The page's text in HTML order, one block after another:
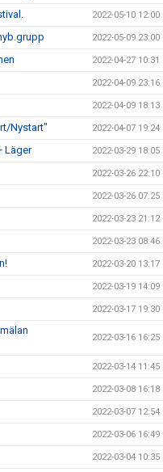
2022-05-10 12:00
2022-05-09 23:00
2022-04-27 10:31
2022-04-09 23:16
2022-04-09 18:13
Nystart" 2022-04-07 19:24
Läger 2022-03-29 18:05
2022-03-26 22:10
2022-03-26 07:25
2022-03-23 21:12
2022-03-23 08:46
2022-03-20 13:17
2022-03-19 14:09
2022-03-17 19:30
2022-03-16 16:25
2022-03-14 11:45
2022-03-08 16:18
2022-03-07 12:54
2022-03-06 16:49
2022-03-04 10:35